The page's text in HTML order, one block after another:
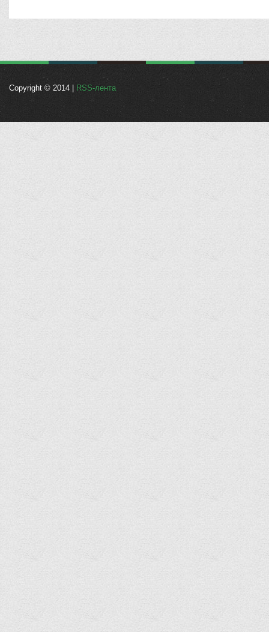
Copyright © 2014 | RSS-лента